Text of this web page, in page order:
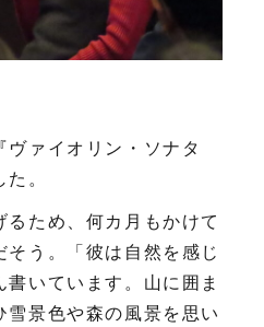
ァイオリン・ソナタ
。
ため、何カ月もかけて
う。「彼は自然を感じ
いています。山に囲ま
景色や森の風景を思い